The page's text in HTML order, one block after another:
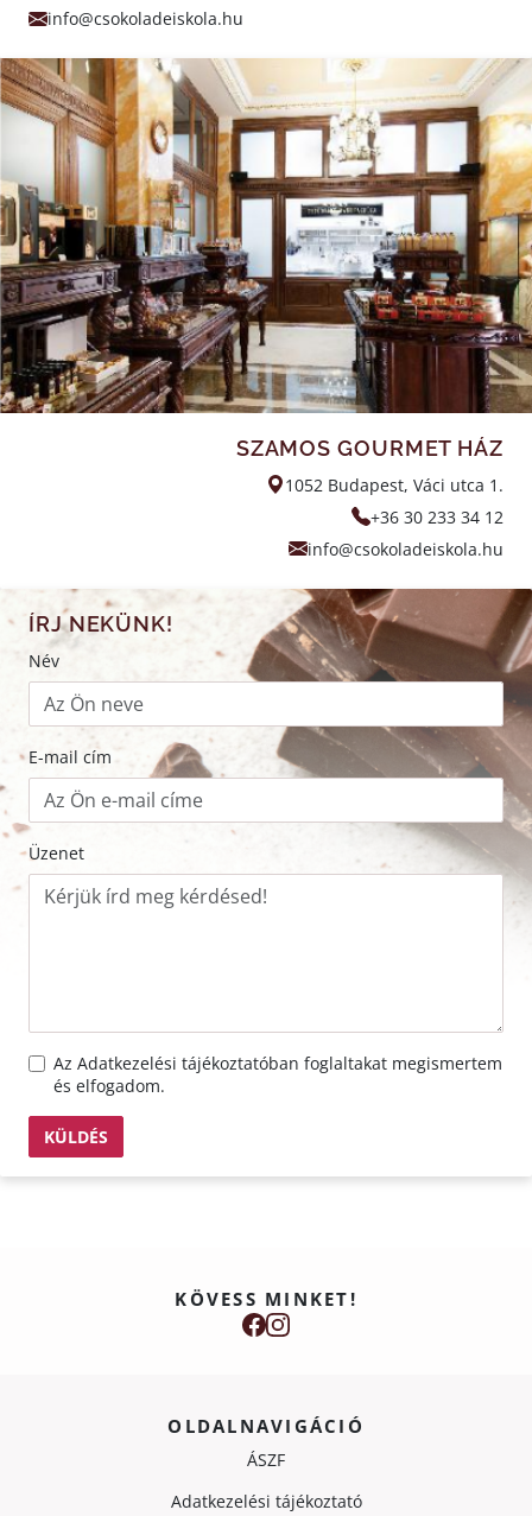
info@csokoladeiskola.hu
SZAMOS GOURMET HÁZ
1052 Budapest, Váci utca 1.
+36 30 233 34 12
info@csokoladeiskola.hu
ÍRJ NEKÜNK!
Név
E-mail cím
Üzenet
Az Adatkezelési tájékoztatóban foglaltakat megismertem
és elfogadom.
KÜLDÉS
KÖVESS MINKET!
OLDALNAVIGÁCIÓ
ÁSZF
Adatkezelési tájékoztató